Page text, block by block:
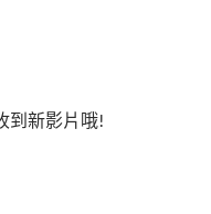
到新影片哦!